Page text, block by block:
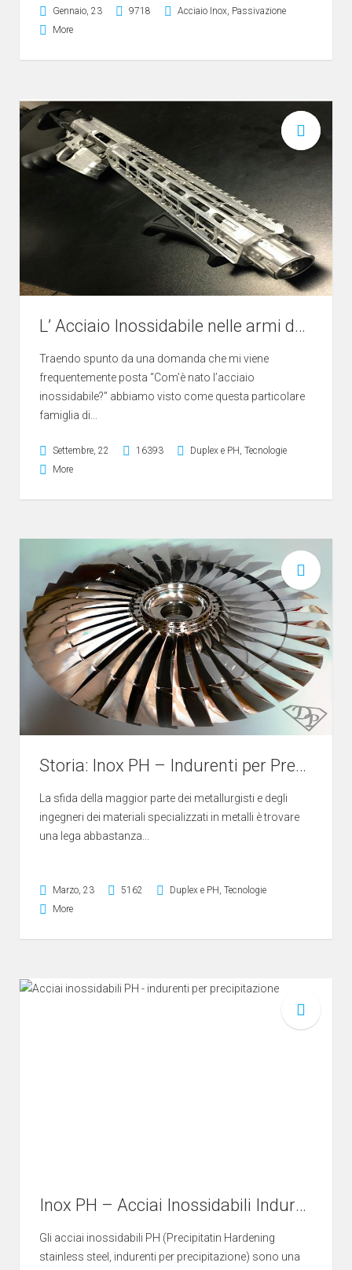
Gennaio, 23 9718 Acciaio Inox Passivazione
More
L’ Acciaio Inossidabile nelle armi da fuoco
Traendo spunto da una domanda che mi viene
frequentemente posta “Com’è nato l’acciaio
inossidabile?” abbiamo visto come questa particolare
famiglia di...
Settembre, 22 16393 Duplex e PH Tecnologie
More
Storia: Inox PH – Indurenti per Precipitazione
La sfida della maggior parte dei metallurgisti e degli
ingegneri dei materiali specializzati in metalli è trovare
una lega abbastanza...
Marzo, 23 5162 Duplex e PH Tecnologie
More
Inox PH – Acciai Inossidabili Indurenti per Precipitazione
Gli acciai inossidabili PH (Precipitatin Hardening
stainless steel, indurenti per precipitazione) sono una